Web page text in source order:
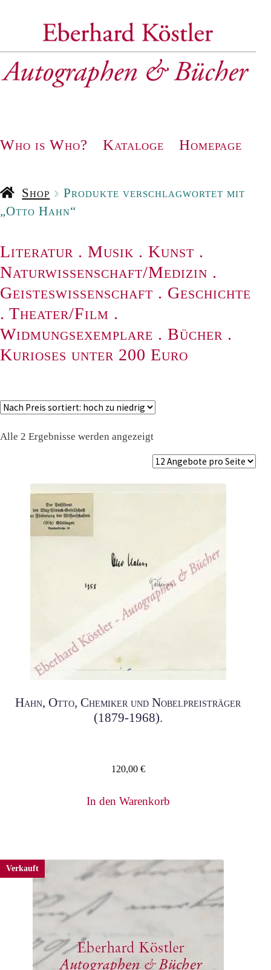
Navigation
Who is Who? Kataloge Homepage
Shop
Produkte verschlagwortet mit
„Otto Hahn“
Literatur . Musik . Kunst .
Naturwissenschaft/Medizin .
Geisteswissenschaft . Geschichte
. Theater/Film .
Widmungsexemplare . Bücher .
Kurioses unter 200 Euro
Alle 2 Ergebnisse werden angezeigtNach
sortiert:
Hahn, Otto, Chemiker und Nobelpreisträger
(1879-1968).
120,00 €
In den Warenkorb
Verkauft